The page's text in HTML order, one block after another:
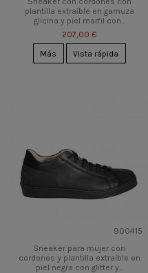
plantilla extraíble en gamuza
glicina y piel marfil con...
207,00 €
Más
Vista rápida
900415
Sneaker para mujer con
cordones y plantilla extraible en
piel negra con glitter y...